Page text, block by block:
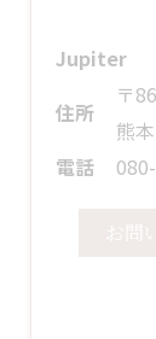
Jupiter
住所
〒
熊
電話